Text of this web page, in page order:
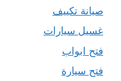
صيانة تكييف
غسيل سيارات
فتح ابواب
فتح سيارة